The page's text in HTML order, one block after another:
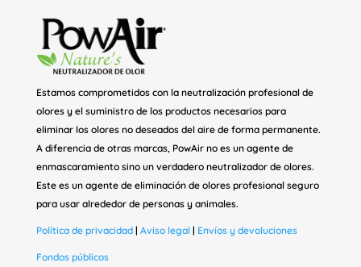
Estamos comprometidos con la neutralización profesional de
olores y el suministro de los productos necesarios para
eliminar los olores no deseados del aire de forma permanente.
A diferencia de otras marcas, PowAir no es un agente de
enmascaramiento sino un verdadero neutralizador de olores.
Este es un agente de eliminación de olores profesional seguro
para usar alrededor de personas y animales.
Política de privacidad| Aviso legal| Envíos y devoluciones
Fondos públicos